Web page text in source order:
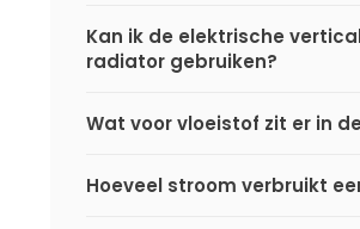
Kan ik de elektrische
radiator gebruiken?
Wat voor vloeistof zit er in
Hoeveel stroom verbruikt